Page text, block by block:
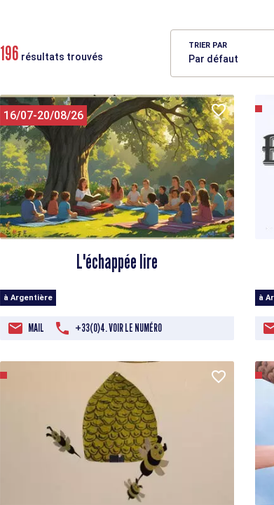
196 résultats trouvés
TRIER PAR
16/07-20/08/26
L'échappée lire
à Argentière
MAIL +33(0)4. VOIR LE NUMÉRO
à